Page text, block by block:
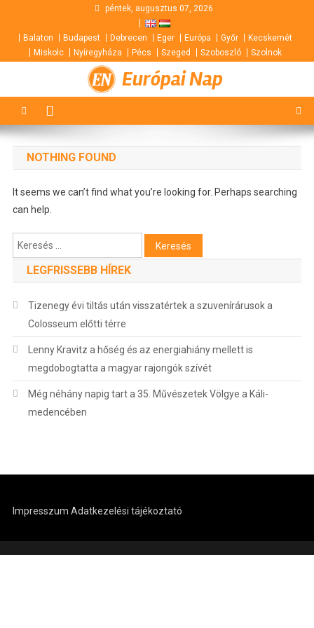
content
péntek, augusztus 07, 2026
Balaton Budapest Debrecen Eger Európa Győr
Kecskemét
Miskolc
Nyíregyháza Pécs Szeged Szoboszló Szolnok
Európai Nap
NOTHING FOUND
It seems we can’t find what you’re looking for. Perhaps searching
can help.
Keresés:
LEGFRISSEBB HÍREK
Tizenegy évi tiltás után visszatértek a szuvenírárusok a
Colosseum előtti térre
Lenny Kravitz a hőség és az energiahiány mellett is
megdobogtatta a magyar rajongók szívét
Még néhány napig tart a 35. Művészetek Völgye a Káli-
medencében
Impresszum Adatkezelési tájékoztató